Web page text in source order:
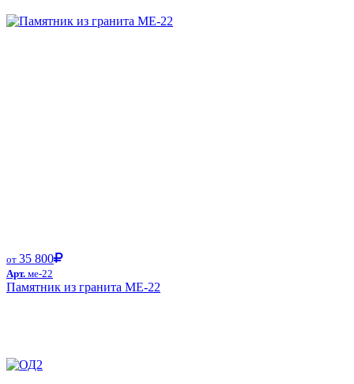
от 35 800
Арт. ме-22
Памятник из гранита ME-22